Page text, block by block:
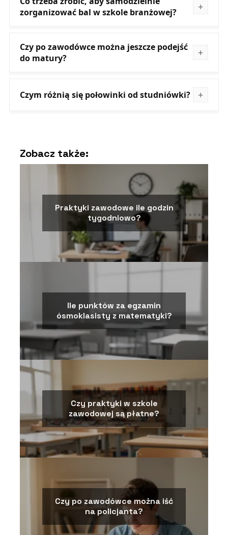
zorganizować bal w szkole branżowej?
Czy po zawodówce można jeszcze podejść
do matury?
Czym różnią się połowinki od studniówki?
Zobacz także:
Praktyki zawodowe ile godzin
tygodniowo?
Ile punktów za egzamin
ósmoklasisty z matematyki?
Czy praktyki w szkole
zawodowej są płatne?
Czy po zawodówce można iść
na policjanta?